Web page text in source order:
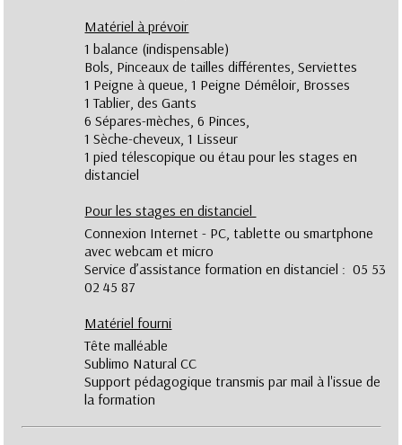
Matériel à prévoir
1 balance (indispensable)
Bols, Pinceaux de tailles différentes, Serviettes
1 Peigne à queue, 1 Peigne Démêloir, Brosses
1 Tablier, des Gants
6 Sépares-mèches, 6 Pinces,
1 Sèche-cheveux, 1 Lisseur
1 pied télescopique ou étau pour les stages en
distanciel
Pour les stages en distanciel
Connexion Internet - PC, tablette ou smartphone
avec webcam et micro
Service d’assistance formation en distanciel : 05 53
02 45 87
Matériel fourni
Tête malléable
Sublimo Natural CC
Support pédagogique transmis par mail à l'issue de
la formation